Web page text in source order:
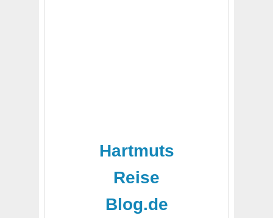
Hartmuts
Reise
Blog.de